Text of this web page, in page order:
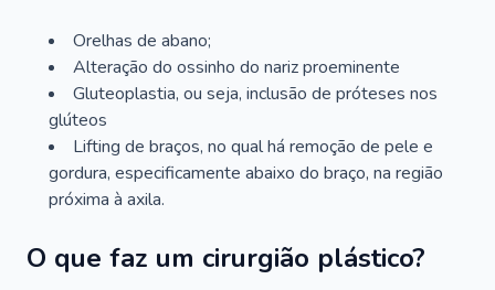
Orelhas de abano;
Alteração do ossinho do nariz proeminente
Gluteoplastia, ou seja, inclusão de próteses nos
glúteos
Lifting de braços, no qual há remoção de pele e
gordura, especificamente abaixo do braço, na região
próxima à axila.
O que faz um cirurgião plástico?